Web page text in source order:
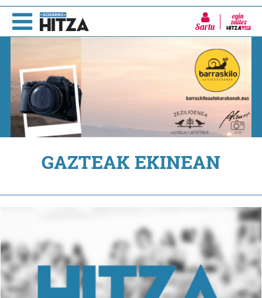
Sartu
GAZTEAK EKINEAN